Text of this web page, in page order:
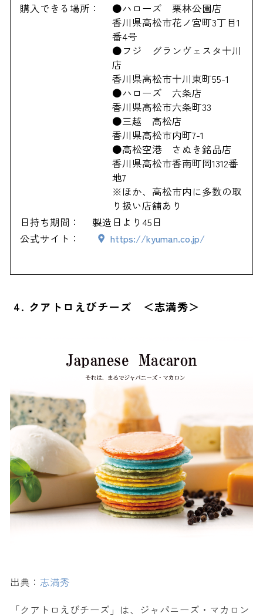
購入できる場所：
●ハローズ 栗林公園店
香川県高松市花ノ宮町3丁目1
番4号
●フジ グランヴェスタ十川
店
香川県高松市十川東町55-1
●ハローズ 六条店
香川県高松市六条町33
●三越 高松店
香川県高松市内町7-1
●高松空港 さぬき銘品店
香川県高松市香南町岡1312番
地7
※ほか、高松市内に多数の取
り扱い店舗あり
日持ち期間：
製造日より45日
公式サイト：
https://kyuman.co.jp/
4. クアトロえびチーズ ＜志満秀＞
出典： 志満秀
「クアトロえびチーズ」は、ジャパニーズ・マカロン